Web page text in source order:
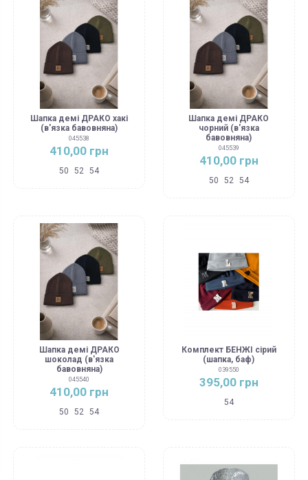
Шапка демі ДРАКО хакі
(в'язка бавовняна)
045538
410,00 грн
50 52 54
Шапка демі ДРАКО
чорний (в'язка
бавовняна)
045539
410,00 грн
50 52 54
Шапка демі ДРАКО
шоколад (в'язка
бавовняна)
045540
410,00 грн
50 52 54
Комплект БЕНЖІ сірий
(шапка, баф)
039550
395,00 грн
54